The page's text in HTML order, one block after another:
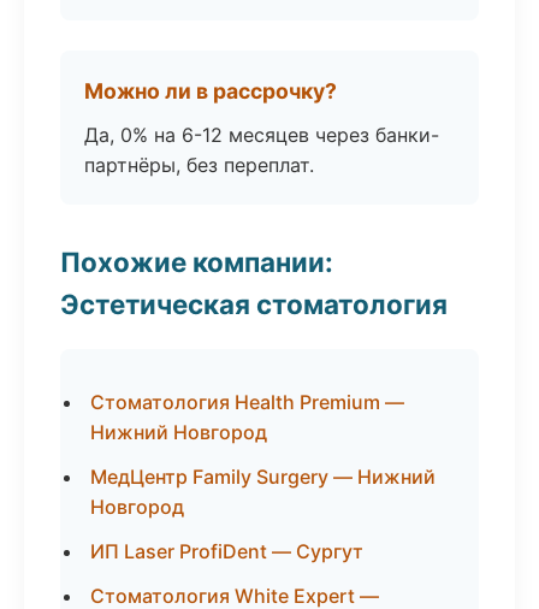
Можно ли в рассрочку?
Да, 0% на 6-12 месяцев через банки-
партнёры, без переплат.
Похожие компании:
Эстетическая стоматология
Стоматология Health Premium —
Нижний Новгород
МедЦентр Family Surgery — Нижний
Новгород
ИП Laser ProfiDent — Сургут
Стоматология White Expert —